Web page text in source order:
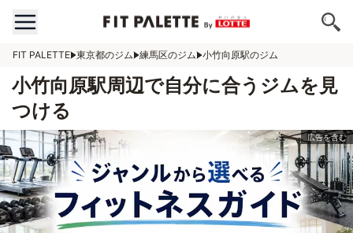
FIT PALETTE 東京都のジム 練馬区のジム 小竹向原駅のジム
小竹向原駅周辺で自分に合うジムを見
つける